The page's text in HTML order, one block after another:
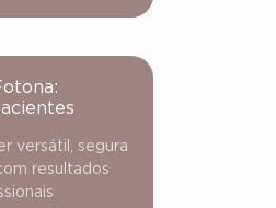
versátil, segura
resultados